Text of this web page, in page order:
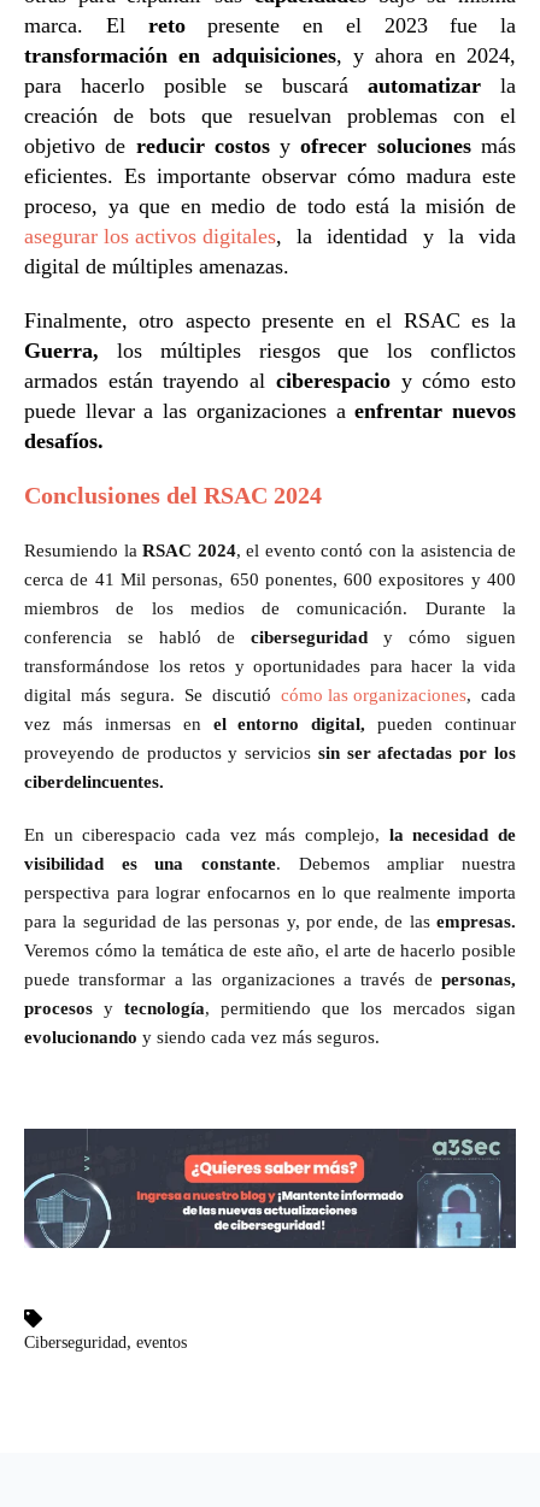
marca. El retopresente en el 2023 fue la
transformación en adquisiciones, y ahora en 2024,
para hacerlo posible se buscaráautomatizar la
creación de bots que resuelvan problemas con el
objetivo de reducir costosyofrecer solucionesmás
eficientes. Es importante observar cómo madura este
proceso, ya que en medio de todo está la misión de
asegurar los activos digitales, la identidad y la vida
digital de múltiples amenazas.
Finalmente, otro aspecto presente en el RSAC es la
Guerra, los múltiples riesgos que los conflictos
armados están trayendo al ciberespacioy cómo esto
puede llevar a las organizaciones aenfrentar nuevos
desafíos.
Conclusiones del RSAC 2024
Resumiendo la RSAC 2024, el evento contó con la asistencia de
cerca de 41 Mil personas, 650 ponentes, 600 expositores y 400
miembros de los medios de comunicación. Durante la
conferencia se habló de ciberseguridad y cómo siguen
transformándose los retos y oportunidades para hacer la vida
digital más segura. Se discutió cómo las organizaciones, cada
vez más inmersas en el entorno digital, pueden continuar
proveyendo de productos y servicios sin ser afectadas por los
ciberdelincuentes.
En un ciberespacio cada vez más complejo, la necesidad de
visibilidad es una constante. Debemos ampliar nuestra
perspectiva para lograr enfocarnos en lo que realmente importa
para la seguridad de las personas y, por ende, de las empresas.
Veremos cómo la temática de este año, el arte de hacerlo posible
puede transformar a las organizaciones a través de personas,
procesos y tecnología, permitiendo que los mercados sigan
evolucionando y siendo cada vez más seguros.
Ciberseguridad, eventos